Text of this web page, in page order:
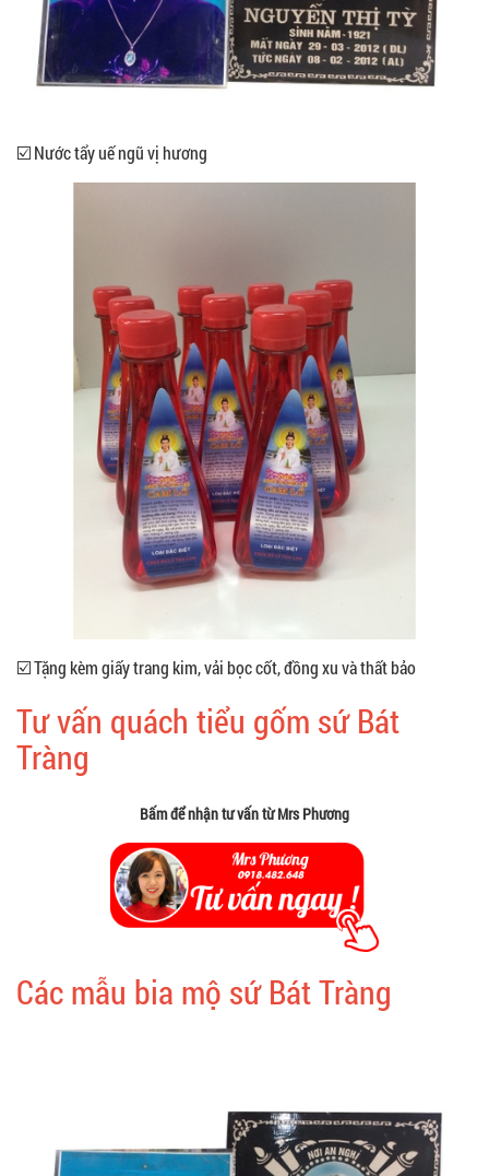
☑️ Nước tẩy uế ngũ vị hương
☑️ Tặng kèm giấy trang kim, vải bọc cốt, đồng xu và thất bảo
Tư vấn quách tiểu gốm sứ Bát
Tràng
Bấm để nhận tư vấn từ Mrs Phương
Các mẫu bia mộ sứ Bát Tràng